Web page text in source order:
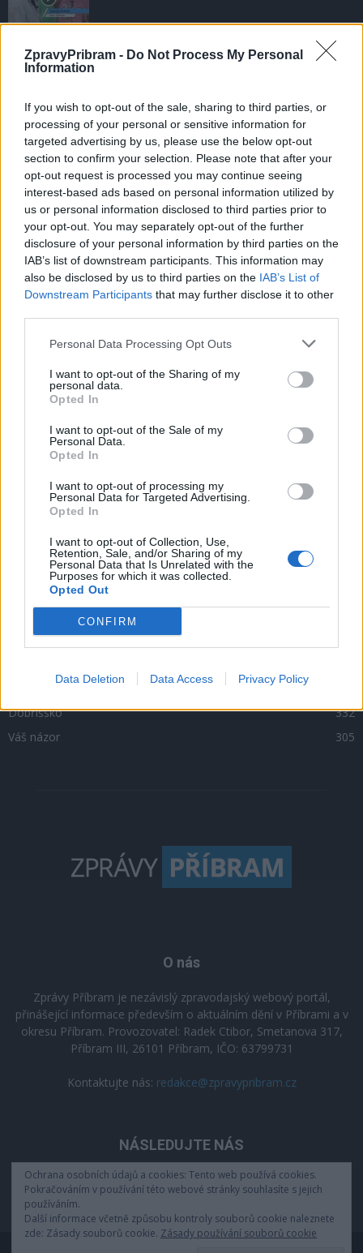
ZpravyPribram - Do Not Process My Personal
Information
If you wish to opt-out of the sale, sharing to third parties, or
processing of your personal or sensitive information for
targeted advertising by us, please use the below opt-out
section to confirm your selection. Please note that after your
opt-out request is processed you may continue seeing
interest-based ads based on personal information utilized by
us or personal information disclosed to third parties prior to
your opt-out. You may separately opt-out of the further
disclosure of your personal information by third parties on the
IAB’s list of downstream participants. This information may
also be disclosed by us to third parties on the IAB’s List of
Downstream Participants that may further disclose it to other
Personal Data Processing Opt Outs
I want to opt-out of the Sharing of my
personal data.
Opted In
I want to opt-out of the Sale of my
Personal Data.
Opted In
I want to opt-out of processing my
Personal Data for Targeted Advertising.
Opted In
I want to opt-out of Collection, Use,
Retention, Sale, and/or Sharing of my
Personal Data that Is Unrelated with the
Purposes for which it was collected.
Opted Out
CONFIRM
Data Deletion Data Access Privacy Policy
Většina koupališť na Příbramsku nabízí výborné
Příbram modernizuje parkovací automaty.
Přibudou i tři nové poblíž Svaté Hory
3. 8. 2026
NEJČTENĚJŠÍ ČLÁNKY
Lazsko zřídilo transparentní účet na pomoc
mladé mamince, náhle postižené mrtvicí
14. 2. 2023
Krampuslauf přilákal tisíce lidí nejen z Příbrami
Trhovkách lehl popelem
OBLÍBENÉ KATEGORIE
Zpravodajství
O čem se mluví
Dobříšsko
332
Váš názor
305
O nás
Zprávy Příbram je nezávislý zpravodajský webový portál,
přinášející informace především o aktuálním dění v Příbrami a v
okresu Příbram. Provozovatel: Radek Ctibor, Smetanova 317,
Příbram III, 26101 Příbram, IČO: 63799731
Kontaktujte nás: redakce@zpravypribram.cz
NÁSLEDUJTE NÁS
Ochrana osobních údajů a cookies: Tento web používá cookies.
Pokračováním v používání této webové stránky souhlasíte s jejich
používáním.
Další informace včetně způsobu kontroly souborů cookie naleznete
zde: Zásady souborů cookie. Zásady používání souborů cookie